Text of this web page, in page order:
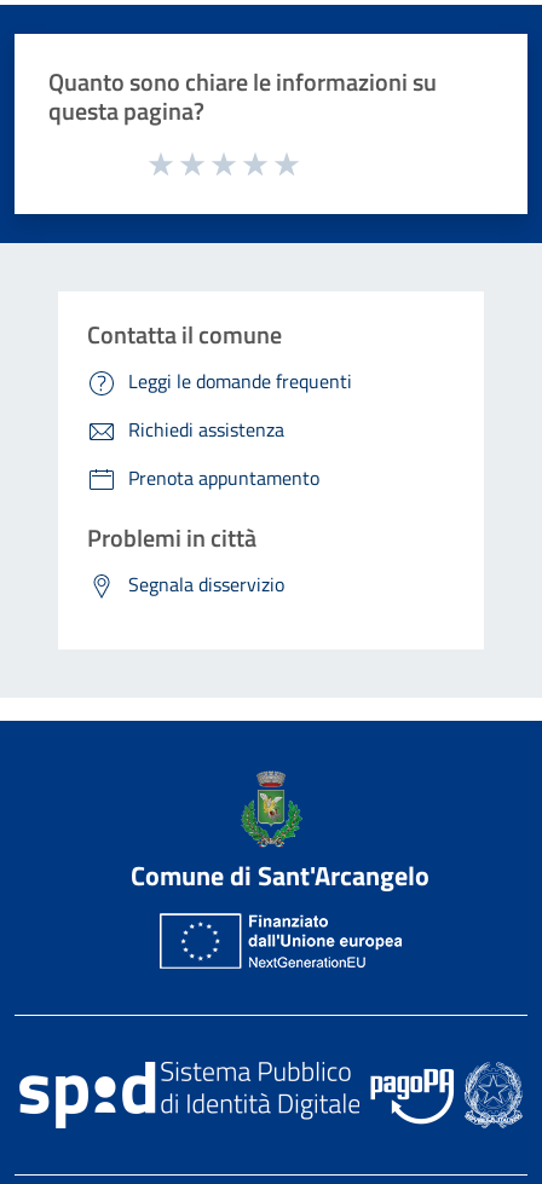
Quanto sono chiare le informazioni su
questa pagina?
Valuta da 1 a 5 stelle la pagina
Contatta il comune
Leggi le domande frequenti
Richiedi assistenza
Prenota appuntamento
Problemi in città
Segnala disservizio
Comune di Sant'Arcangelo